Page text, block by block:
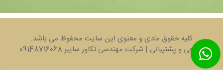
کلیه حقوق مادی و معنوی این سایت محفوظ می باشد.
طراحی و پشتیبانی | شرکت مهندسی تکاور سایبر 09148716068